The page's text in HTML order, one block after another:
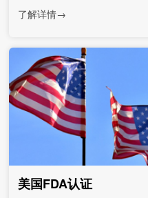
了解详情→
美国FDA认证